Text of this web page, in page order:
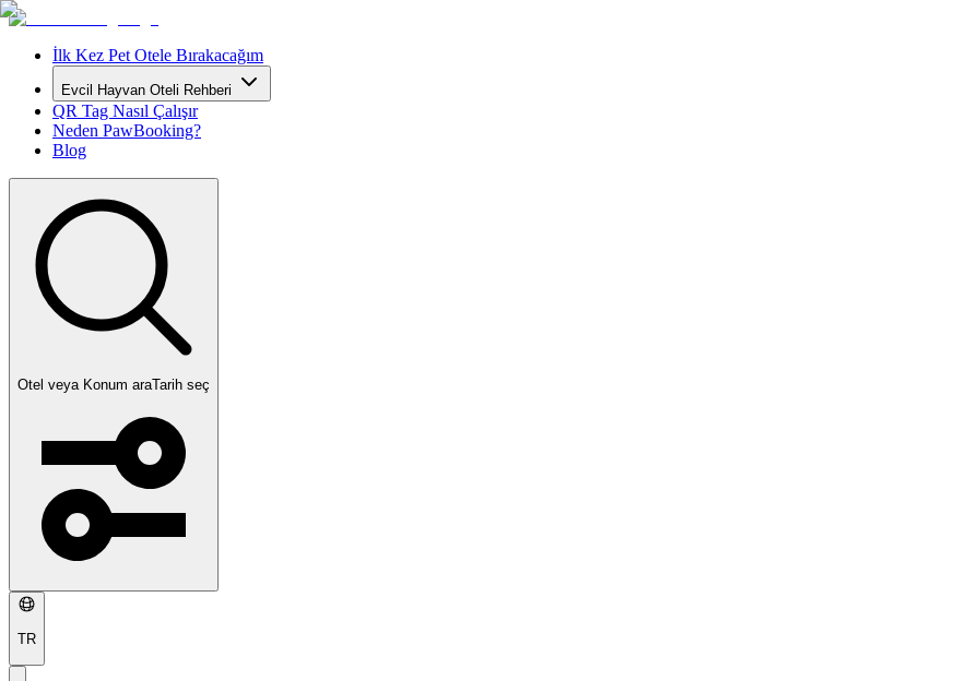
İlk Kez Pet Otele Bırakacağım
Evcil Hayvan Oteli Rehberi
QR Tag Nasıl Çalışır
Neden PawBooking?
Blog
Otel veya Konum araTarih seç
TR